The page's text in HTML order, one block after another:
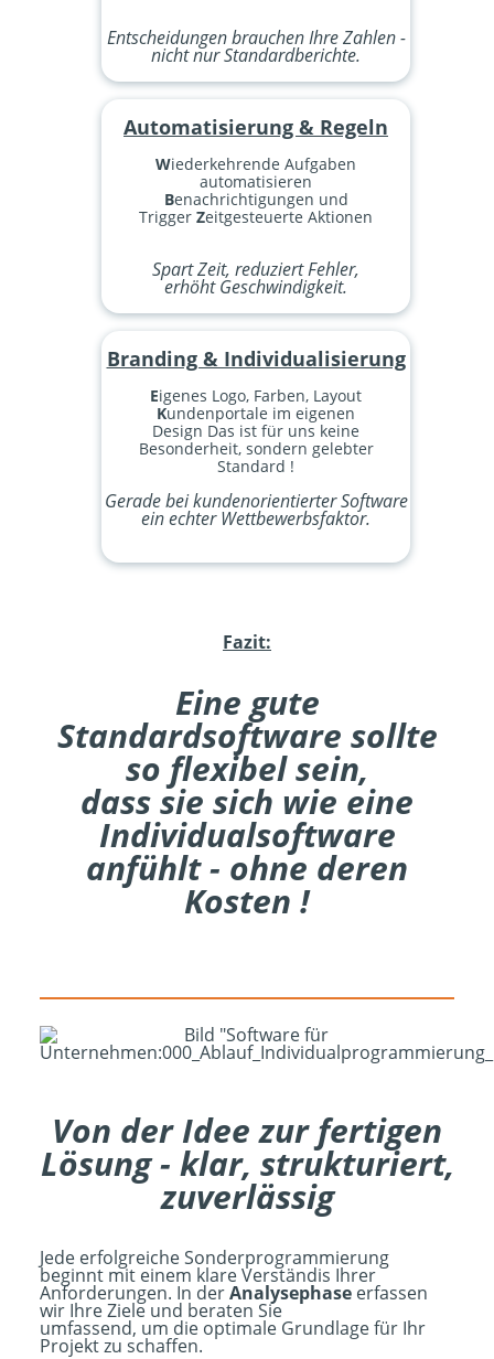
Entscheidungen brauchen Ihre Zahlen -
nicht nur Standardberichte.
Automatisierung & Regeln
Wiederkehrende Aufgaben
automatisieren
Benachrichtigungen und
Trigger Zeitgesteuerte Aktionen
Spart Zeit, reduziert Fehler,
erhöht Geschwindigkeit.
Branding & Individualisierung
Eigenes Logo, Farben, Layout
Kundenportale im eigenen
Design Das ist für uns keine
Besonderheit, sondern gelebter
Standard !
Gerade bei kundenorientierter Software
ein echter Wettbewerbsfaktor.
Fazit:
Eine gute
Standardsoftware sollte
so flexibel sein,
dass sie sich wie eine
Individualsoftware
anfühlt - ohne deren
Kosten !
Von der Idee zur fertigen
Lösung - klar, strukturiert,
zuverlässig
Jede erfolgreiche Sonderprogrammierung
beginnt mit einem klare Verständis Ihrer
Anforderungen. In derAnalysephase erfassen
wir Ihre Ziele und beraten Sie
umfassend, um die optimale Grundlage für Ihr
Projekt zu schaffen.